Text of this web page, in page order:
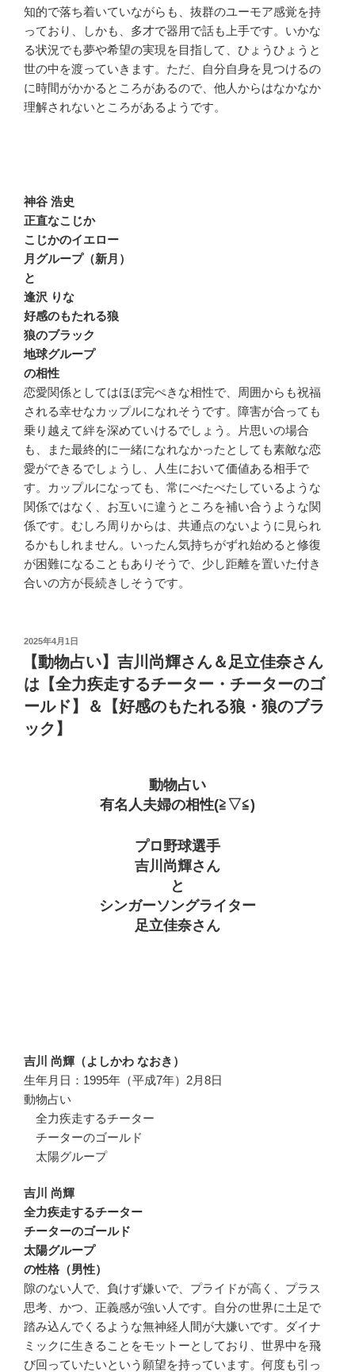
知的で落ち着いていながらも、抜群のユーモア感覚を持
っており、しかも、多才で器用で話も上手です。いかな
る状況でも夢や希望の実現を目指して、ひょうひょうと
世の中を渡っていきます。ただ、自分自身を見つけるの
に時間がかかるところがあるので、他人からはなかなか
理解されないところがあるようです。
神谷 浩史
正直なこじか
こじかのイエロー
月グループ（新月）
と
逢沢 りな
好感のもたれる狼
狼のブラック
地球グループ
の相性
恋愛関係としてはほぼ完ぺきな相性で、周囲からも祝福
される幸せなカップルになれそうです。障害が合っても
乗り越えて絆を深めていけるでしょう。片思いの場合
も、また最終的に一緒になれなかったとしても素敵な恋
愛ができるでしょうし、人生において価値ある相手で
す。カップルになっても、常にべたべたしているような
関係ではなく、お互いに違うところを補い合うような関
係です。むしろ周りからは、共通点のないように見られ
るかもしれません。いったん気持ちがずれ始めると修復
が困難になることもありそうで、少し距離を置いた付き
合いの方が長続きしそうです。
投
日:
2025年4月1日
【動物占い】吉川尚輝さん＆足立佳奈さん
は【全力疾走するチーター・チーターのゴ
ールド】＆【好感のもたれる狼・狼のブラ
ック】
動物占い
有名人夫婦の相性(≧▽≦)
プロ野球選手
吉川尚輝さん
と
シンガーソングライター
足立佳奈さん
吉川 尚輝（よしかわ なおき）
生年月日：1995年（平成7年）2月8日
動物占い
全力疾走するチーター
チーターのゴールド
太陽グループ
吉川 尚輝
全力疾走するチーター
チーターのゴールド
太陽グループ
の性格（男性）
隙のない人で、負けず嫌いで、プライドが高く、プラス
思考、かつ、正義感が強い人です。自分の世界に土足で
踏み込んでくるような無神経人間が大嫌いです。ダイナ
ミックに生きることをモットーとしており、世界中を飛
び回っていたいという願望を持っています。何度も引っ